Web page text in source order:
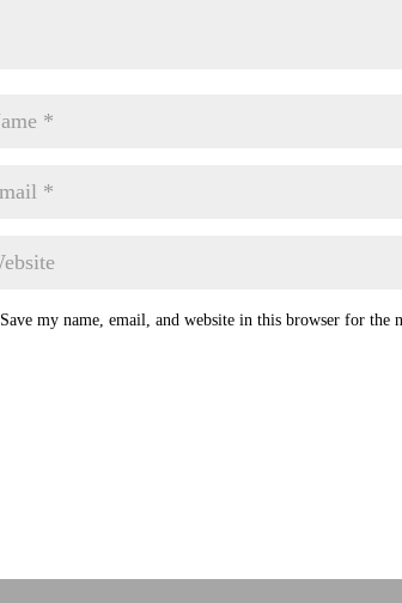
Save my name, email, and website in this browser for the